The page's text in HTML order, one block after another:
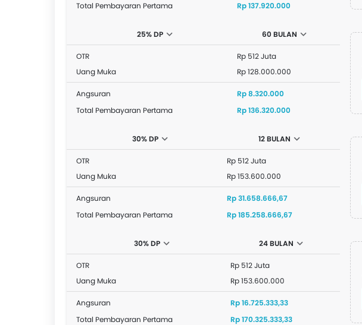
Total Pembayaran Pertama
Rp 137.920.000
25% DP 60 BULAN
OTR
Rp 512 Juta
Uang Muka
Rp 128.000.000
Angsuran
Rp 8.320.000
Total Pembayaran Pertama
Rp 136.320.000
30% DP 12 BULAN
OTR
Rp 512 Juta
Uang Muka
Rp 153.600.000
Angsuran
Rp 31.658.666,67
Total Pembayaran Pertama
Rp 185.258.666,67
30% DP 24 BULAN
OTR
Rp 512 Juta
Uang Muka
Rp 153.600.000
Angsuran
Rp 16.725.333,33
Total Pembayaran Pertama
Rp 170.325.333,33